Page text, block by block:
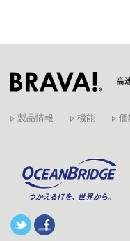
製品情報 機能 価